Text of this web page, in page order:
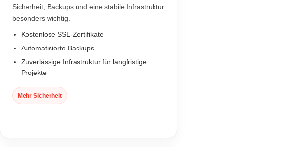
Sicherheit, Backups und eine stabile Infrastruktur
besonders wichtig.
Kostenlose SSL-Zertifikate
Automatisierte Backups
Zuverlässige Infrastruktur für langfristige
Projekte
Mehr Sicherheit